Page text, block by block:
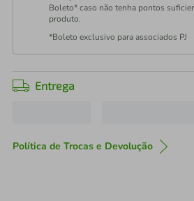
Boleto* caso não tenha pontos
produto.
*Boleto exclusivo para associados PJ
Entrega
Política de Trocas e Devolução